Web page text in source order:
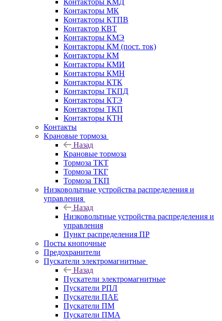
Контакторы МК
Контакторы КТПВ
Контактор КВТ
Контакторы КМЭ
Контакторы КМ (пост. ток)
Контакторы КМ
Контакторы КМИ
Контакторы КМН
Контакторы КТК
Контакторы ТКПД
Контакторы КТЭ
Контакторы ТКП
Контакторы КТН
Контакты
Крановые тормоза
Назад
Крановые тормоза
Тормоза ТКТ
Тормоза ТКГ
Тормоза ТКП
Низковольтные устройства распределения и
управления
Назад
Низковольтные устройства распределения и
управления
Пункт распределения ПР
Посты кнопочные
Предохранители
Пускатели электромагнитные
Назад
Пускатели электромагнитные
Пускатели РПЛ
Пускатели ПАЕ
Пускатели ПМ
Пускатели ПМА